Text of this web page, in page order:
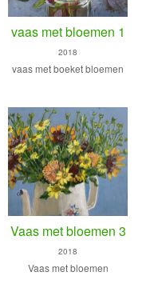
vaas met bloemen 1
2018
vaas met boeket bloemen
Vaas met bloemen 3
2018
Vaas met bloemen